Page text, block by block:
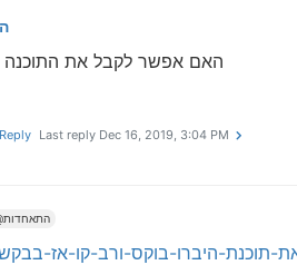
האם אפשר לקבל את התוכנה
Last reply Dec 16, 2019, 3:04 PM
@התאחדות